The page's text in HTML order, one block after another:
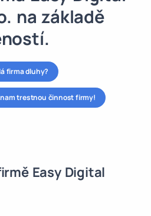
na základě
firma dluhy?
trestnou činnost firmy!
Easy Digital